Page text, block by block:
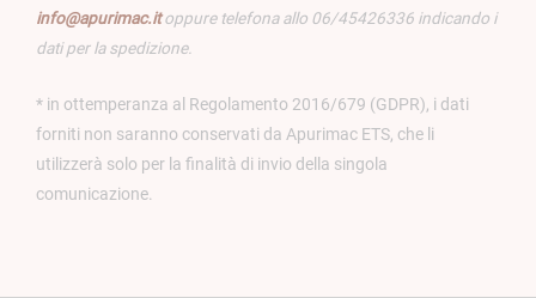
info@apurimac.itoppure telefona allo 06/45426336 indicando i
dati per la spedizione.
* in ottemperanza al Regolamento 2016/679 (GDPR), i dati
forniti non saranno conservati da Apurimac ETS, che li
utilizzerà solo per la finalità di invio della singola
comunicazione.